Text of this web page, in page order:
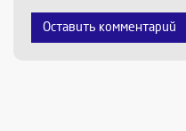
Оставить комментарий